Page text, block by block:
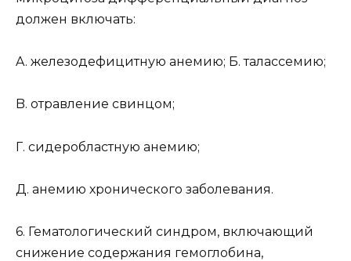
должен включать:
A. железодефицитную анемию; Б. талассемию;
B. отравление свинцом;
Г. сидеробластную анемию;
Д. анемию хронического заболевания.
6. Гематологический синдром, включающий
снижение содержания гемоглобина,